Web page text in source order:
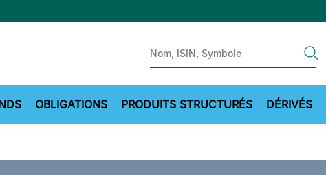
OBLIGATIONS PRODUITS STRUCTURÉS DÉRIVÉS